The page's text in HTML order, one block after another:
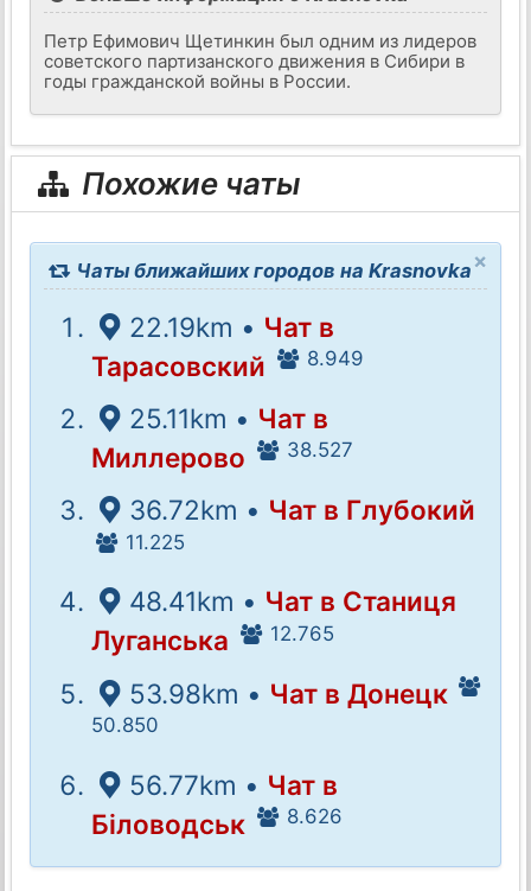
Петр Ефимович Щетинкин был одним из лидеров
советского партизанского движения в Сибири в
годы гражданской войны в России.
Похожие чаты
×
Чаты ближайших городов на Krasnovka
22.19km • Чат в
Тарасовский
8.949
25.11km • Чат в
Миллерово
38.527
36.72km • Чат в Глубокий
11.225
48.41km • Чат в Станиця
Луганська
12.765
53.98km • Чат в Донецк
50.850
56.77km • Чат в
Біловодськ
8.626